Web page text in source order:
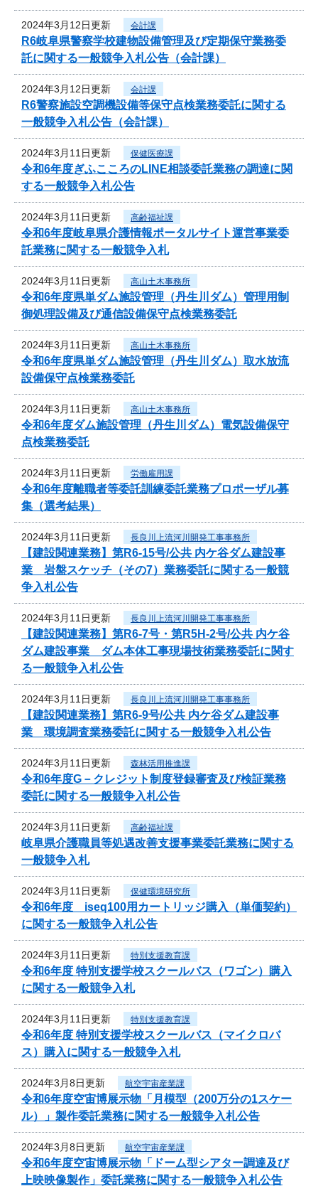
2024年3月12日更新 会計課
R6岐阜県警察学校建物設備管理及び定期保守業務委
託に関する一般競争入札公告（会計課）
2024年3月12日更新 会計課
R6警察施設空調機設備等保守点検業務委託に関する
一般競争入札公告（会計課）
2024年3月11日更新 保健医療課
令和6年度ぎふこころのLINE相談委託業務の調達に関
する一般競争入札公告
2024年3月11日更新 高齢福祉課
令和6年度岐阜県介護情報ポータルサイト運営事業委
託業務に関する一般競争入札
2024年3月11日更新 高山土木事務所
令和6年度県単ダム施設管理（丹生川ダム）管理用制
御処理設備及び通信設備保守点検業務委託
2024年3月11日更新 高山土木事務所
令和6年度県単ダム施設管理（丹生川ダム）取水放流
設備保守点検業務委託
2024年3月11日更新 高山土木事務所
令和6年度ダム施設管理（丹生川ダム）電気設備保守
点検業務委託
2024年3月11日更新 労働雇用課
令和6年度離職者等委託訓練委託業務プロポーザル募
集（選考結果）
2024年3月11日更新 長良川上流河川開発工事事務所
【建設関連業務】第R6-15号/公共 内ケ谷ダム建設事
業 岩盤スケッチ（その7）業務委託に関する一般競
争入札公告
2024年3月11日更新 長良川上流河川開発工事事務所
【建設関連業務】第R6-7号・第R5H-2号/公共 内ケ谷
ダム建設事業 ダム本体工事現場技術業務委託に関す
る一般競争入札公告
2024年3月11日更新 長良川上流河川開発工事事務所
【建設関連業務】第R6-9号/公共 内ケ谷ダム建設事
業 環境調査業務委託に関する一般競争入札公告
2024年3月11日更新 森林活用推進課
令和6年度G－クレジット制度登録審査及び検証業務
委託に関する一般競争入札公告
2024年3月11日更新 高齢福祉課
岐阜県介護職員等処遇改善支援事業委託業務に関する
一般競争入札
2024年3月11日更新 保健環境研究所
令和6年度 iseq100用カートリッジ購入（単価契約）
に関する一般競争入札公告
2024年3月11日更新 特別支援教育課
令和6年度 特別支援学校スクールバス（ワゴン）購入
に関する一般競争入札
2024年3月11日更新 特別支援教育課
令和6年度 特別支援学校スクールバス（マイクロバ
ス）購入に関する一般競争入札
2024年3月8日更新 航空宇宙産業課
令和6年度空宙博展示物「月模型（200万分の1スケー
ル）」製作委託業務に関する一般競争入札公告
2024年3月8日更新 航空宇宙産業課
令和6年度空宙博展示物「ドーム型シアター調達及び
上映映像製作」委託業務に関する一般競争入札公告